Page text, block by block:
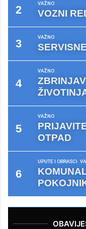
VAŽNO
VOZNI
VAŽNO
VAŽNO
VAŽNO
OTPAD
UPUTE I OBRASCI